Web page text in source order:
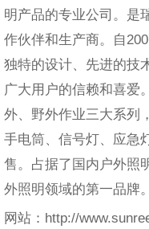
明产品的专业公司。是
作伙伴和生产商。自
独特的设计、先进的技
广大用户的信赖和喜爱
外、野外作业三大系列
手电筒、信号灯、应急
售。占据了国内户外照
外照明领域的第一品牌。
网站：http://